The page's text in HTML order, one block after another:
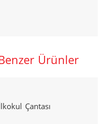
Ürünler
Çantası